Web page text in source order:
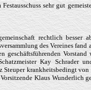
sehr gut
rechtlich besser
des Vereines
geschäftsführenden
Kay Schrader
Steuper krankheitsbedingt
Klaus Wunderlich